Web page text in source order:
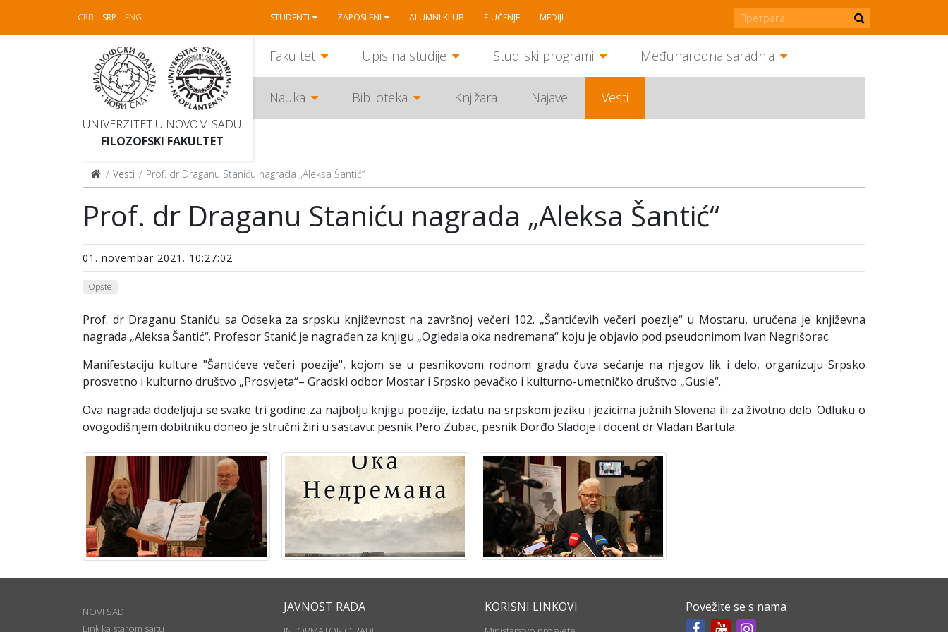
СРП SRP ENG STUDENTI ZAPOSLENI ALUMNI KLUB E-UČENJE MEDIJI
UNIVERZITET U NOVOM SADU
FILOZOFSKI FAKULTET
Fakultet Upis na studije Studijski programi Međunarodna saradnja
Nauka Biblioteka Knjižara Najave Vesti
Vesti Prof. dr Draganu Staniću nagrada „Aleksa Šantić“
Prof. dr Draganu Staniću nagrada „Aleksa Šantić“
01. novembar 2021. 10:27:02
Opšte
Prof. dr Draganu Staniću sa Odseka za srpsku književnost na završnoj večeri 102. „Šantićevih večeri poezije“ u Mostaru, uručena je književna
nagrada „Aleksa Šantić“. Profesor Stanić je nagrađen za knjigu „Ogledala oka nedremana“ koju je objavio pod pseudonimom Ivan Negrišorac.
Manifestaciju kulture "Šantićeve večeri poezije", kojom se u pesnikovom rodnom gradu čuva sećanje na njegov lik i delo, organizuju Srpsko
prosvetno i kulturno društvo „Prosvjeta“– Gradski odbor Mostar i Srpsko pevačko i kulturno-umetničko društvo „Gusle“.
Ova nagrada dodeljuju se svake tri godine za najbolju knjigu poezije, izdatu na srpskom jeziku i jezicima južnih Slovena ili za životno delo. Odluku o
ovogodišnjem dobitniku doneo je stručni žiri u sastavu: pesnik Pero Zubac, pesnik Đorđo Sladoje i docent dr Vladan Bartula.
NOVI SAD
Link ka starom sajtu
JAVNOST RADA KORISNI LINKOVI Povežite se s nama